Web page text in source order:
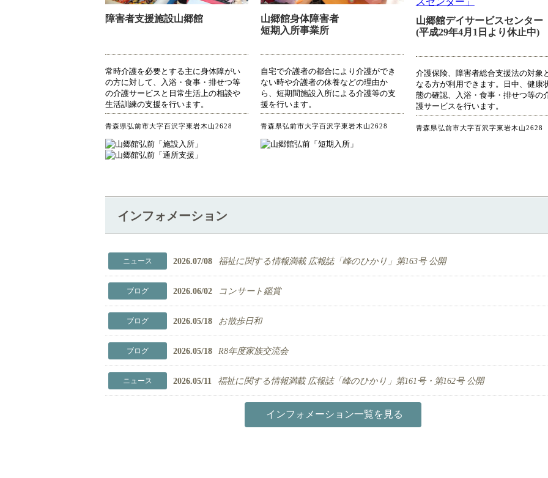
障害者支援施設山郷館
常時介護を必要とする主に身体障がい
の方に対して、入浴・食事・排せつ等
の介護サービスと日常生活上の相談や
生活訓練の支援を行います。
青森県弘前市大字百沢字東岩木山2628
山郷館身体障害者
短期入所事業所
自宅で介護者の都合により介護ができ
ない時や介護者の休養などの理由か
ら、短期間施設入所による介護等の支
援を行います。
青森県弘前市大字百沢字東岩木山2628
山郷館デイサービスセンター
(平成29年4月1日より休止中)
介護保険、障害者総合支援法の対象
なる方が利用できます。日中、健康
態の確認、入浴・食事・排せつ等の
護サービスを行います。
青森県弘前市大字百沢字東岩木山2628
インフォメーション
ニュース 2026.07/08 福祉に関する情報満載 広報誌「峰のひかり」第163号 公開
ブログ 2026.06/02 コンサート鑑賞
ブログ 2026.05/18 お散歩日和
ブログ 2026.05/18 R8年度家族交流会
ニュース 2026.05/11 福祉に関する情報満載 広報誌「峰のひかり」第161号・第162号 公開
インフォメーション一覧を見る